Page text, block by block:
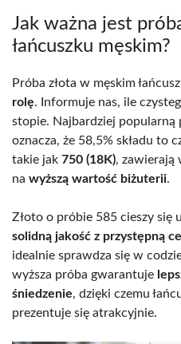
Jak ważna jest
łańcuszku męskim?
Próba złota w męskim
rolę. Informuje nas, ile
stopie. Najbardziej popularną
oznacza, że 58,5% składu to
takie jak 750 (18K), zawierają
na wyższą wartość biżuterii.
Złoto o próbie 585 cieszy się
solidną jakość z przystępną
idealnie sprawdza się w
wyższa próba gwarantuje
śniedzenie, dzięki czemu
prezentuje się atrakcyjnie.